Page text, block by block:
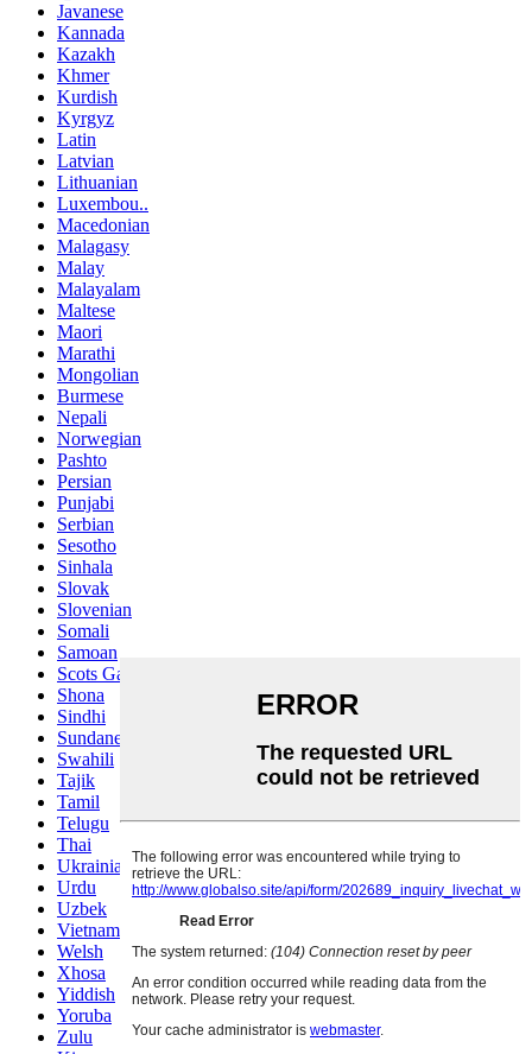
Javanese
Kannada
Kazakh
Khmer
Kurdish
Kyrgyz
Latin
Latvian
Lithuanian
Luxembou..
Macedonian
Malagasy
Malay
Malayalam
Maltese
Maori
Marathi
Mongolian
Burmese
Nepali
Norwegian
Pashto
Persian
Punjabi
Serbian
Sesotho
Sinhala
Slovak
Slovenian
Somali
Samoan
Scots Gaelic
Shona
Sindhi
Sundanese
Swahili
Tajik
Tamil
Telugu
Thai
Ukrainian
Urdu
Uzbek
Vietnamese
Welsh
Xhosa
Yiddish
Yoruba
Zulu